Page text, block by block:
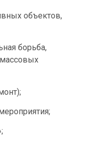
объектов,
борьба,